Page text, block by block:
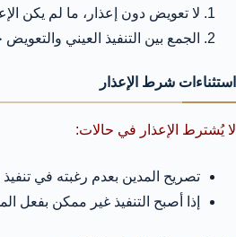
لا تعويض دون إعذار، ما لم يكن
الجمع بين التنفيذ العيني
استثناءات شرط الإعذار
لا يُشترط الإعذار في حالات:
تصريح المدين بعدم رغبته في تنفيذ
إذا أصبح التنفيذ غير ممكن بفعل